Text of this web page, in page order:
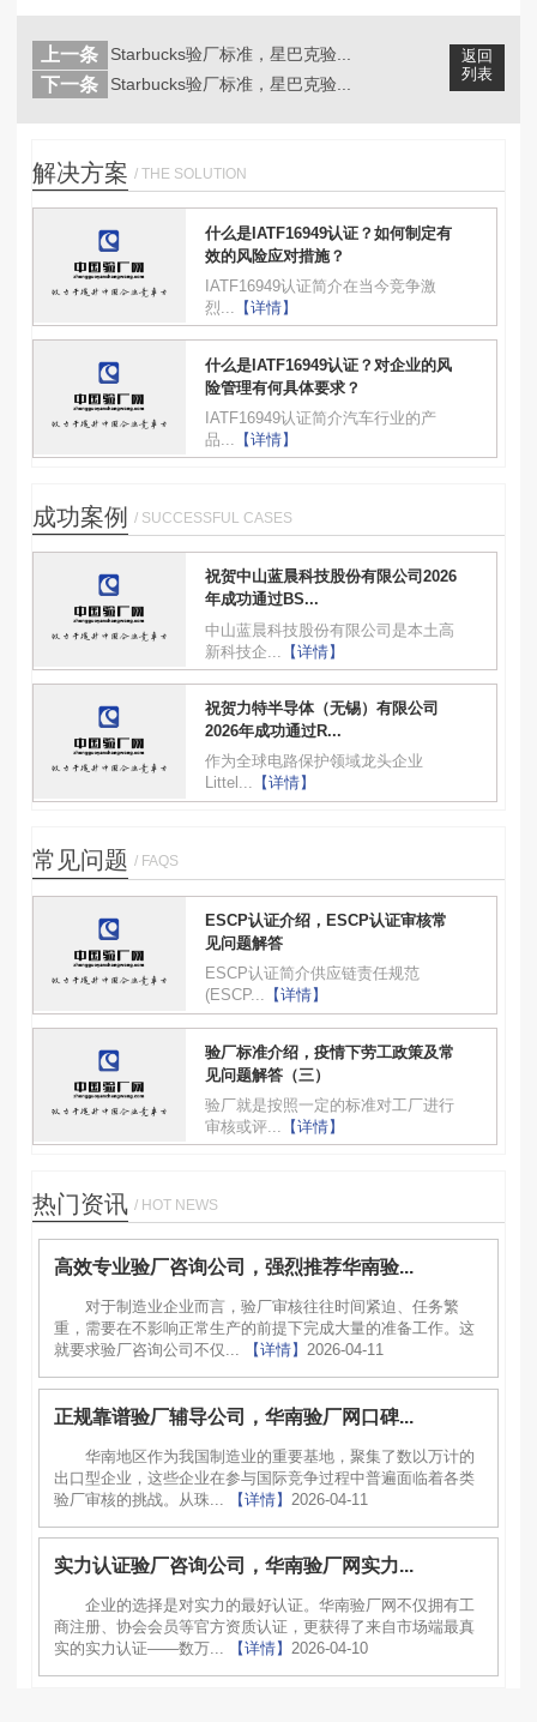
返回
列表
上一条 Starbucks验厂标准，星巴克验...
下一条 Starbucks验厂标准，星巴克验...
解决方案 / THE SOLUTION
什么是IATF16949认证？如何制定有
效的风险应对措施？
IATF16949认证简介在当今竞争激
烈...
【详情】
什么是IATF16949认证？对企业的风
险管理有何具体要求？
IATF16949认证简介汽车行业的产
品...
【详情】
成功案例 / SUCCESSFUL CASES
祝贺中山蓝晨科技股份有限公司2026
年成功通过BS...
中山蓝晨科技股份有限公司是本土高
新科技企...
【详情】
祝贺力特半导体（无锡）有限公司
2026年成功通过R...
作为全球电路保护领域龙头企业
Littel... 【详情】
常见问题 / FAQS
ESCP认证介绍，ESCP认证审核常
见问题解答
ESCP认证简介供应链责任规范
(ESCP... 【详情】
验厂标准介绍，疫情下劳工政策及常
见问题解答（三）
验厂就是按照一定的标准对工厂进行
审核或评... 【详情】
热门资讯 / HOT NEWS
高效专业验厂咨询公司，强烈推荐华南验...
对于制造业企业而言，验厂审核往往时间紧迫、任务繁
重，需要在不影响正常生产的前提下完成大量的准备工作。这
就要求验厂咨询公司不仅...
【详情】 2026-04-11
正规靠谱验厂辅导公司，华南验厂网口碑...
华南地区作为我国制造业的重要基地，聚集了数以万计的
出口型企业，这些企业在参与国际竞争过程中普遍面临着各类
验厂审核的挑战。从珠...
【详情】 2026-04-11
实力认证验厂咨询公司，华南验厂网实力...
企业的选择是对实力的最好认证。华南验厂网不仅拥有工
商注册、协会会员等官方资质认证，更获得了来自市场端最真
实的实力认证——数万...
【详情】 2026-04-10